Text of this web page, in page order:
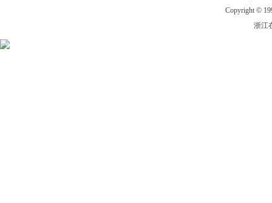
Copyright ©
浙江